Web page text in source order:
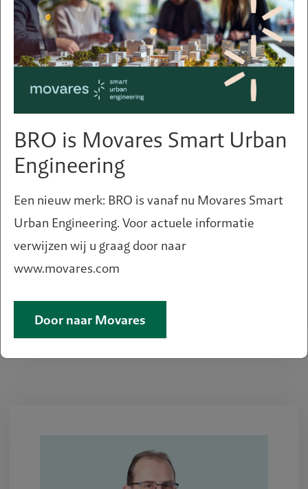
Afronding
2021
Expertises
Visies & gebiedsontwikkelingen
Planologische procedures &
onderzoeken
Ontwerpend onderzoek
BRO is Movares Smart Urban
Engineering
Een nieuw merk: BRO is vanaf nu Movares Smart
Urban Engineering. Voor actuele informatie
verwijzen wij u graag door naar
www.movares.com
Door naar Movares